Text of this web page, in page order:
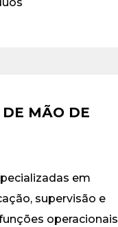
DE MÃO DE
em
supervisão e
operacionais